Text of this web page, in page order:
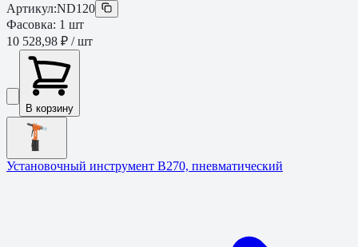
Артикул:ND120
Фасовка: 1 шт
10 528,98 ₽ / шт
В корзину
Установочный инструмент B270, пневматический